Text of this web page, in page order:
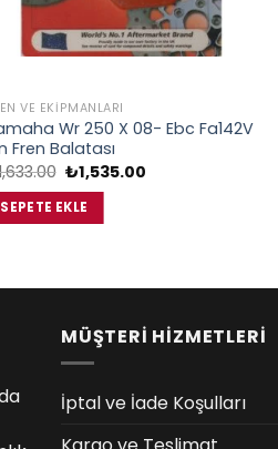
VE EKIPMANLARI
Wr 250 X 08- Ebc Fa142V
Fren Balatası
Orijinal
fiyat:
₺1,633.00.
₺1,535.00Şu
SEPETE EKLE
MÜŞTERİ HİZMETLERİ
İptal ve İade Koşulları